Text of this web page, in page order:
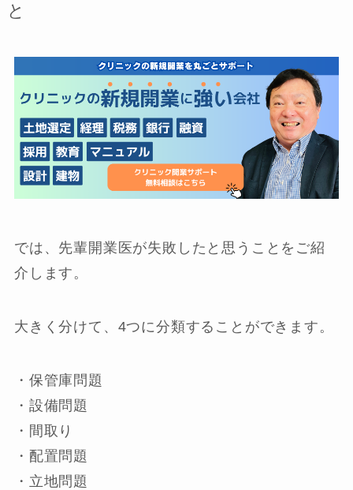
と
では、先輩開業医が失敗したと思うことをご紹
介します。
大きく分けて、4つに分類することができます。
・保管庫問題
・設備問題
・間取り
・配置問題
・立地問題